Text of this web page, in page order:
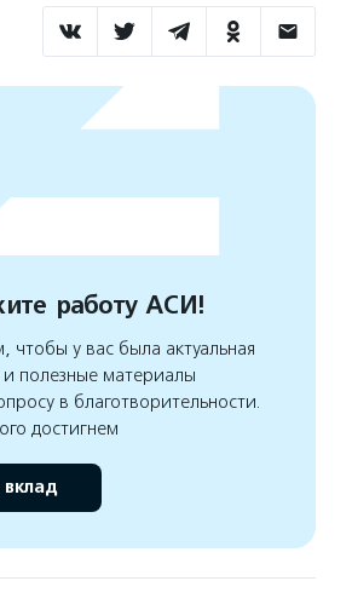
работу АСИ!
у вас была актуальная
полезные материалы
в благотворительности.
достигнем
вклад